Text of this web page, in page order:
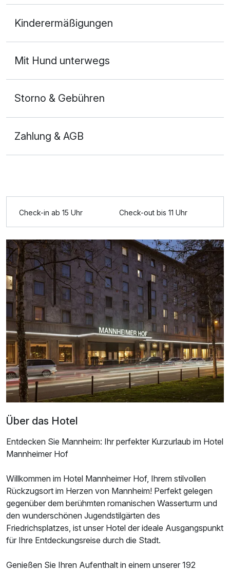
2 Erwachsene
Für 2 Tage 79,00 €
Kinderermäßigungen
Mit Hund unterwegs
Storno & Gebühren
Zahlung & AGB
Check-in ab 15 Uhr Check-out bis 11 Uhr
Über das Hotel
Entdecken Sie Mannheim: Ihr perfekter Kurzurlaub im Hotel
Mannheimer Hof
Willkommen im Hotel Mannheimer Hof, Ihrem stilvollen
Rückzugsort im Herzen von Mannheim! Perfekt gelegen
gegenüber dem berühmten romanischen Wasserturm und
den wunderschönen Jugendstilgärten des
Friedrichsplatzes, ist unser Hotel der ideale Ausgangspunkt
für Ihre Entdeckungsreise durch die Stadt.
Genießen Sie Ihren Aufenthalt in einem unserer 192